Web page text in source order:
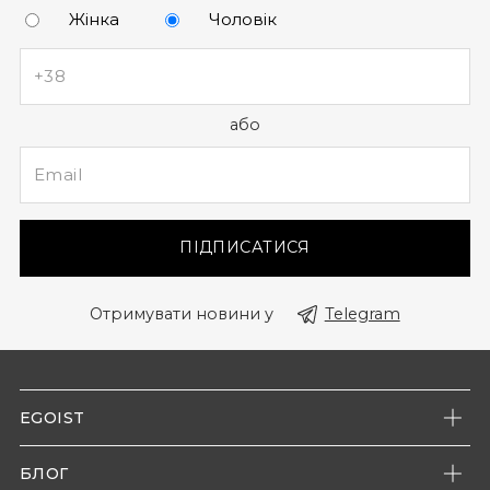
Жінка Чоловік
або
ПІДПИСАТИСЯ
Отримувати новини у Telegram
EGOIST
Наші магазини
БЛОГ